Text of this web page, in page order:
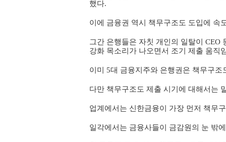
했다.
이에 금융권 역시 책무구조도 도입에 속
그간 은행들은 자칫 개인의 일탈이
강화 목소리가 나오면서 조기 제출 움직
이미 5대 금융지주와 은행권은 책무구
다만 책무구조도 제출 시기에 대해서는
업계에서는 신한금융이 가장 먼저 책무
일각에서는 금융사들이 금감원의 눈 밖